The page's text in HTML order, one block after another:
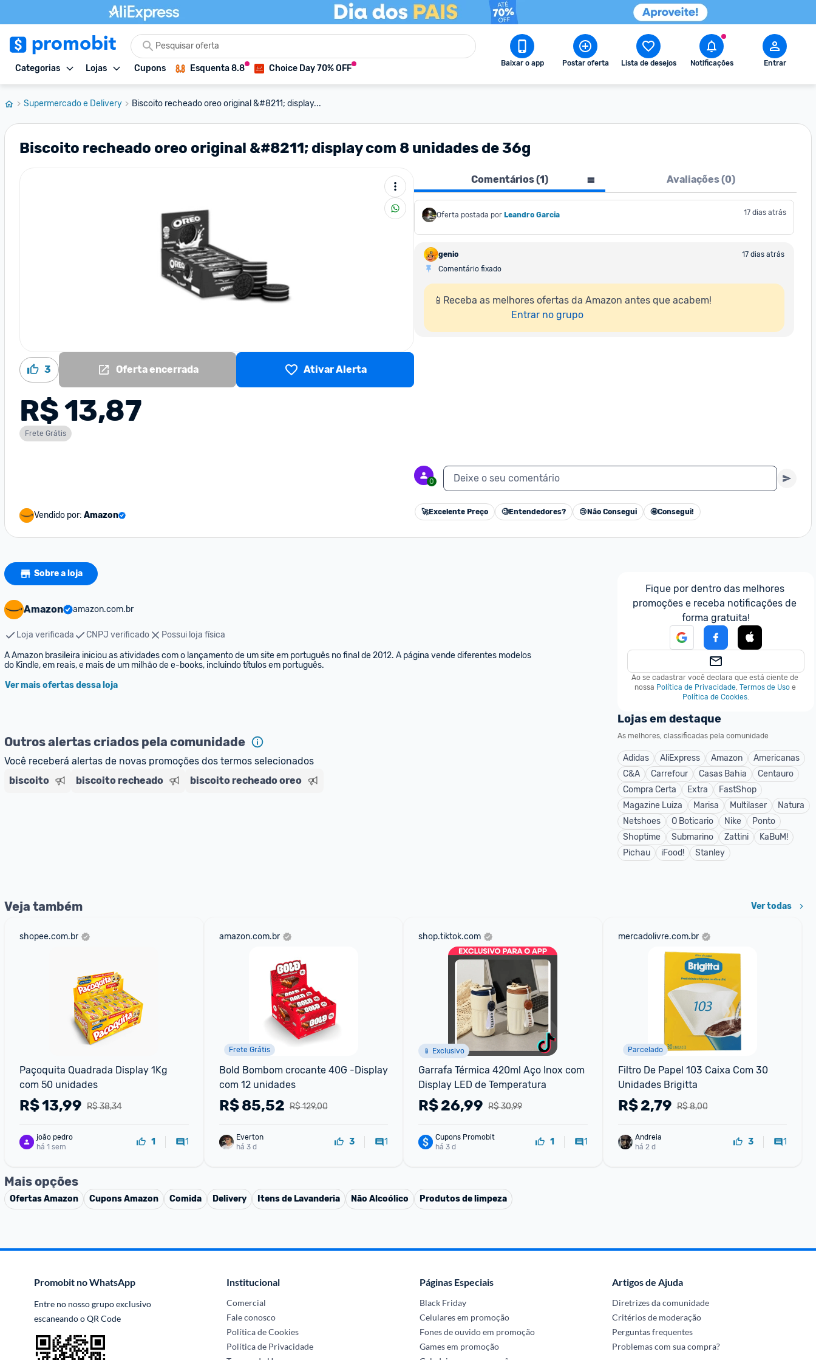
Categorias Lojas Cupons Esquenta 8.8 Choice Day 70% OFF Baixar o app Postar oferta Lista de desejos Notificações Entrar
Supermercado e Delivery Biscoito recheado oreo original &#8211; display...
Biscoito recheado oreo original &#8211; display com 8 unidades de 36g
3 Oferta encerrada Ativar Alerta
R$ 13,87
Frete Grátis
Vendido por: Amazon
Comentários (1) Avaliações (0)
Oferta postada por Leandro Garcia 17 dias atrás
genio
17 dias atrás
Comentário fixado
📱Receba as melhores ofertas da Amazon antes que acabem!
Entrar no grupo
0 Deixe o seu comentário
🚀Excelente Preço 🧐Entendedores? 😢 Não Consegui 🤩Consegui!
Sobre a loja
Amazon amazon.com.br
Loja verificada CNPJ verificado
Possui loja física
A Amazon brasileira iniciou as atividades com o lançamento de um site em português no final de 2012. A página vende diferentes modelos
do Kindle, em reais, e mais de um milhão de e-books, incluindo títulos em português.
Ver mais ofertas dessa loja
Outros alertas criados pela comunidade
Você receberá alertas de novas promoções dos termos selecionados
biscoito
biscoito recheado biscoito recheado oreo
Fique por dentro das melhores
promoções e receba notificações de
forma gratuita!
Ao se cadastrar você declara que está ciente de
nossa Política de Privacidade, Termos de Uso e
Política de Cookies.
Lojas em destaque
As melhores, classificadas pela comunidade
Adidas AliExpress Amazon
Americanas
C&A
Carrefour Casas Bahia
Centauro
Compra Certa
Extra
FastShop
Magazine Luiza
Marisa Multilaser
Natura
Netshoes
O Boticario Nike
Ponto
Shoptime
Submarino Zattini
KaBuM!
Pichau
iFood! Stanley
Veja também Ver todas
shopee.com.br
Paçoquita Quadrada Display 1Kg
com 50 unidades
R$ 38,34
R$13,99
joão pedro
há 1 sem
1 1
amazon.com.br
Frete Grátis
Bold Bombom crocante 40G -Display
com 12 unidades
R$ 129,00
R$85,52
Everton
há 3 d
3 1
shop.tiktok.com
📱 Exclusivo
Garrafa Térmica 420ml Aço Inox com
Display LED de Temperatura
R$ 30,99
R$26,99
Cupons Promobit
há 3 d
1 1
mercadolivre.com.br
Parcelado
Filtro De Papel 103 Caixa Com 30
Unidades Brigitta
R$ 8,00
R$2,79
Andreia
há 2 d
3 1
Mais opções
OfertasAmazon CuponsAmazon Comida Delivery Itens de Lavanderia Não Alcoólico Produtos de limpeza
Promobit no WhatsApp
Entre no nosso grupo exclusivo
escaneando o QR Code
Institucional
Comercial
Fale conosco
Política de Cookies
Política de Privacidade
Páginas Especiais
Black Friday
Celulares em promoção
Fones de ouvido em promoção
Games em promoção
Artigos de Ajuda
Diretrizes da comunidade
Critérios de moderação
Perguntas frequentes
Problemas com sua compra?